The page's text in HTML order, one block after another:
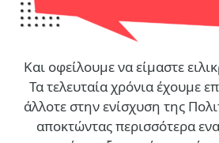
Και οφείλουμε να είμαστε
Τα τελευταία χρόνια έχουμε
άλλοτε στην ενίσχυση της
αποκτώντας περισσότερα